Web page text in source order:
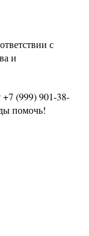
с
и
(999) 901-38-
помочь!